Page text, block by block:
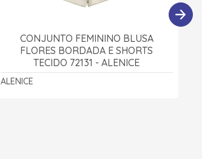
CONJUNTO FEMININO BLUSA
FLORES BORDADA E SHORTS
TECIDO 72131 - ALENICE
ALENICE